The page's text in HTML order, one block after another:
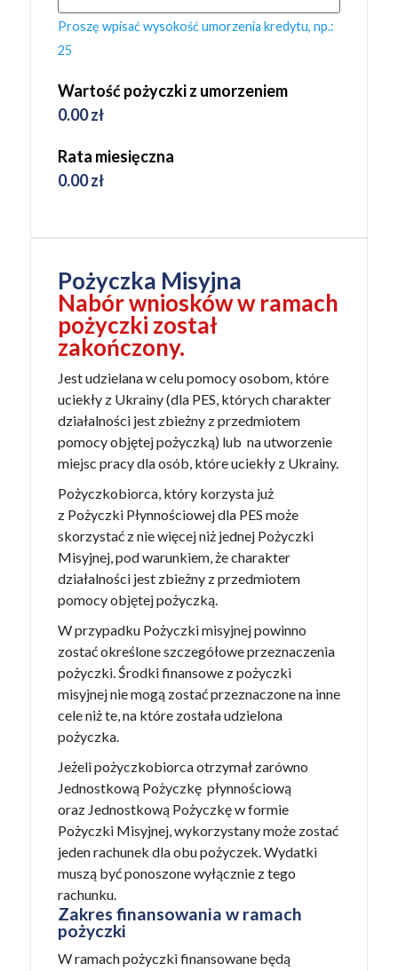
Pożyczka Misyjna
Nabór wniosków w ramach
pożyczki został
zakończony.
Jest udzielana w celu pomocy osobom, które
uciekły z Ukrainy (dla PES, których charakter
działalności jest zbieżny z przedmiotem
pomocy objętej pożyczką) lub na utworzenie
miejsc pracy dla osób, które uciekły z Ukrainy.
Pożyczkobiorca, który korzysta już
z Pożyczki Płynnościowej dla PES może
skorzystać z nie więcej niż jednej Pożyczki
Misyjnej, pod warunkiem, że charakter
działalności jest zbieżny z przedmiotem
pomocy objętej pożyczką.
W przypadku Pożyczki misyjnej powinno
zostać określone szczegółowe przeznaczenia
pożyczki. Środki finansowe z pożyczki
misyjnej nie mogą zostać przeznaczone na inne
cele niż te, na które została udzielona
pożyczka.
Jeżeli pożyczkobiorca otrzymał zarówno
Jednostkową Pożyczkę płynnościową
oraz Jednostkową Pożyczkę w formie
Pożyczki Misyjnej, wykorzystany może zostać
jeden rachunek dla obu pożyczek. Wydatki
muszą być ponoszone wyłącznie z tego
rachunku.
Zakres finansowania w ramach
pożyczki
W ramach pożyczki finansowane będą
Proszę wpisać wysokość umorzenia kredytu, np.:
25
Wartość pożyczki z umorzeniem
0.00zł
Rata miesięczna
0.00zł